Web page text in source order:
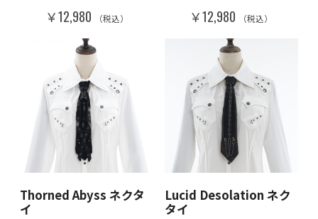
￥12,980 （税込） ￥12,980 （税込）
Thorned Abyss ネクタ
イ
Lucid Desolation ネク
タイ